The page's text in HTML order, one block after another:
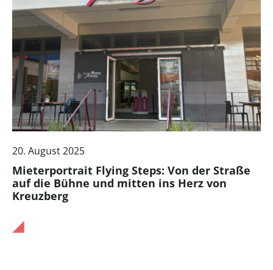
20. August 2025
Mieterportrait Flying Steps: Von der Straße
auf die Bühne und mitten ins Herz von
Kreuzberg